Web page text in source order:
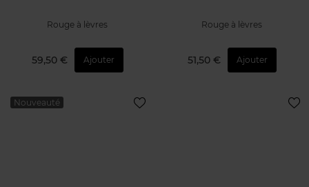
Rouge à lèvres
59,50 € Ajouter
Rouge à lèvres
51,50 € Ajouter
Nouveauté